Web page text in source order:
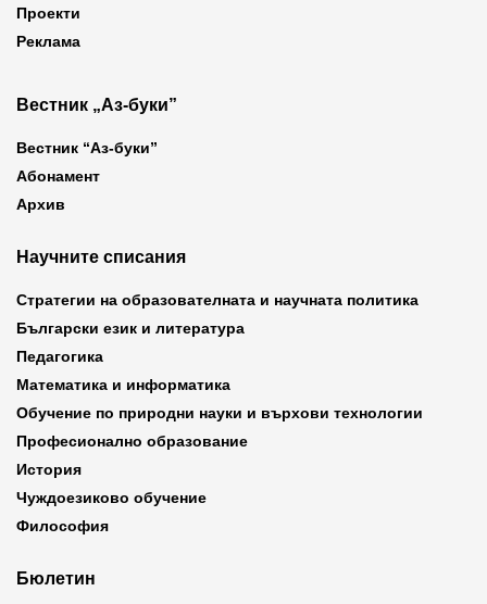
Проекти
Реклама
Вестник „Аз-буки”
Вестник “Аз-буки”
Абонамент
Архив
Научните списания
Стратегии на образователната и научната политика
Български език и литература
Педагогика
Математика и информатика
Обучение по природни науки и върхови технологии
Професионално образование
История
Чуждоезиково обучение
Философия
Бюлетин